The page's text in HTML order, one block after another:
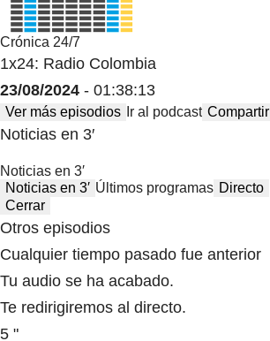
Crónica 24/7
1x24: Radio Colombia
23/08/2024 - 01:38:13
Ver más episodios Ir al podcast Compartir
Noticias en 3′
Noticias en 3′
Noticias en 3′ Últimos programas Directo
Cerrar
Otros episodios
Cualquier tiempo pasado fue anterior
Tu audio se ha acabado.
Te redirigiremos al directo.
5 "